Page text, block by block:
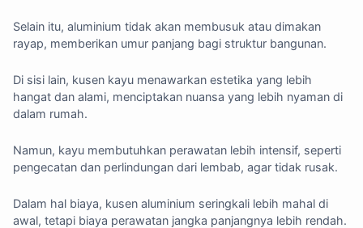
Selain itu, aluminium tidak akan membusuk atau dimakan
rayap, memberikan umur panjang bagi struktur bangunan.
Di sisi lain, kusen kayu menawarkan estetika yang lebih
hangat dan alami, menciptakan nuansa yang lebih nyaman di
dalam rumah.
Namun, kayu membutuhkan perawatan lebih intensif, seperti
pengecatan dan perlindungan dari lembab, agar tidak rusak.
Dalam hal biaya, kusen aluminium seringkali lebih mahal di
awal, tetapi biaya perawatan jangka panjangnya lebih rendah.